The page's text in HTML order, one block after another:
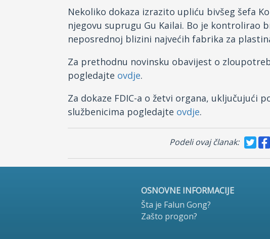
Nekoliko dokaza izrazito upliću bivšeg šefa
njegovu suprugu Gu Kailai. Bo je kontrolirao
neposrednoj blizini najvećih fabrika za
Za prethodnu novinsku obavijest o
pogledajte ovdje.
Za dokaze FDIC-a o žetvi organa, uključujući
službenicima pogledajte ovdje.
Podeli ovaj članak:
OSNOVNE INFORMACIJE
Šta je Falun Gong?
Zašto progon?